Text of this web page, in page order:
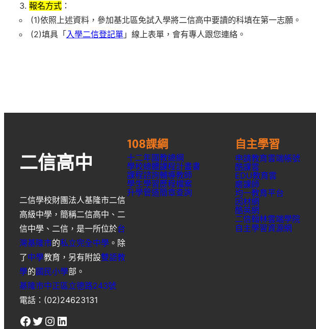
報名方式 ：
(1)依照上述資料，參加基北區免試入學將二信高中要讀的科填在第一志願。
(2)填具「 入學二信登記單 」線上表單，會有專人跟您連絡。
二信高中
二信學校財團法人基隆市二信
高級中學 ，簡稱二信高中 、 二
信中學 、 二信 ，是一所位於台
灣基隆市的私立完全中學 。除
了中學教育，另有附設雙語教
學的國民小學部。
基隆市中正區立德路243號
電話：(02)24623131
Facebook Twitter Instagram LinkedIn
108課綱
十二年國教總綱
學校總體課程計畫書
課程諮詢輔導教師
學生學習歷程檔案
升學管道簡章查詢
自主學習
申請教育雲端帳號
酷課雲
EDU教育雲
磨課師
均一教育平台
因材網
酷英網
二信翰林雲端學院
自主學習資源網